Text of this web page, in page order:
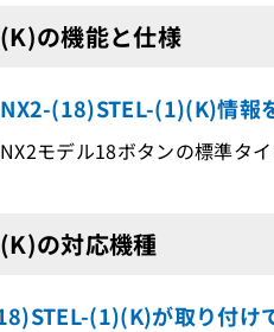
の機能と仕様
(18)STEL-(1)(K)情報
モデル18ボタンの標準タ
の対応機種
(1)(K)が取り付け